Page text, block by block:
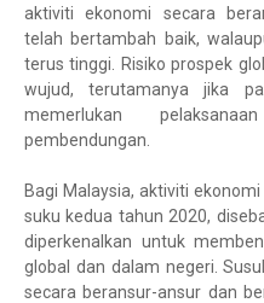
aktiviti ekonomi secara
telah bertambah baik,
terus tinggi. Risiko prospek
wujud, terutamanya jika
memerlukan
pembendungan.
Bagi Malaysia, aktiviti
suku kedua tahun 2020,
diperkenalkan untuk
global dan dalam negeri.
secara beransur-ansur dan